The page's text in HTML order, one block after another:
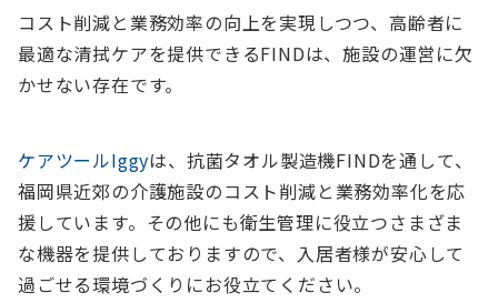
コスト削減と業務効率の向上を実現しつつ、高齢者に
最適な清拭ケアを提供できるFINDは、施設の運営に欠
かせない存在です。
ケアツールIggyは、抗菌タオル製造機FINDを通して、
福岡県近郊の介護施設のコスト削減と業務効率化を応
援しています。その他にも衛生管理に役立つさまざま
な機器を提供しておりますので、入居者様が安心して
過ごせる環境づくりにお役立てください。